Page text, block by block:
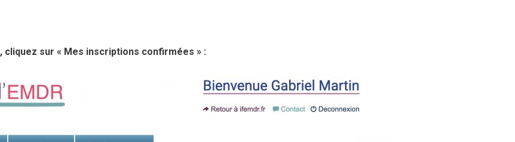
, cliquez sur « Mes inscriptions confirmées » :